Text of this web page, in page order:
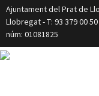
Ajuntament del Prat de
Llobregat - T: 93 379 00
núm: 01081825